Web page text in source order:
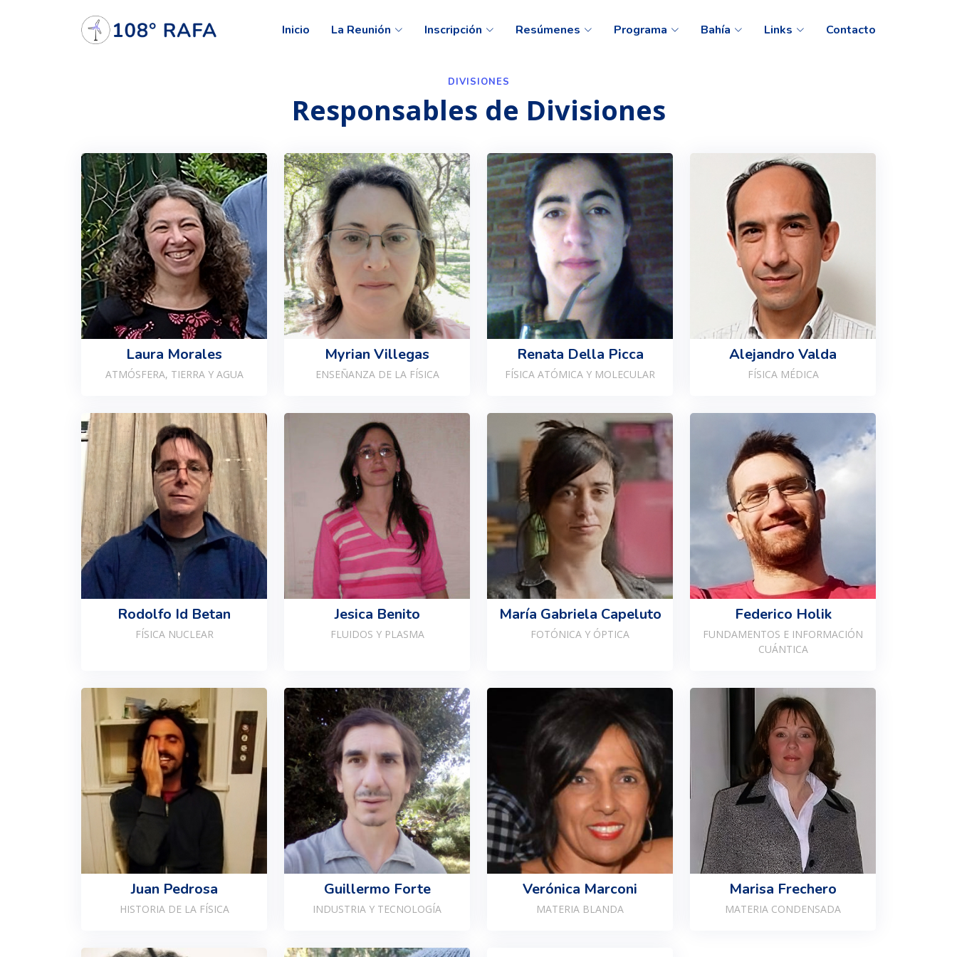
Inicio La Reunión Inscripción Resúmenes Programa Bahía Links Contacto
DIVISIONES
Responsables de Divisiones
Laura Morales
ATMÓSFERA, TIERRA Y AGUA
Myrian Villegas
ENSEÑANZA DE LA FÍSICA
Renata Della Picca
FÍSICA ATÓMICA Y MOLECULAR
Alejandro Valda
FÍSICA MÉDICA
Rodolfo Id Betan
FÍSICA NUCLEAR
Jesica Benito
FLUIDOS Y PLASMA
María Gabriela Capeluto
FOTÓNICA Y ÓPTICA
Federico Holik
FUNDAMENTOS E INFORMACIÓN
CUÁNTICA
Juan Pedrosa
HISTORIA DE LA FÍSICA
Guillermo Forte
INDUSTRIA Y TECNOLOGÍA
Verónica Marconi
MATERIA BLANDA
Marisa Frechero
MATERIA CONDENSADA